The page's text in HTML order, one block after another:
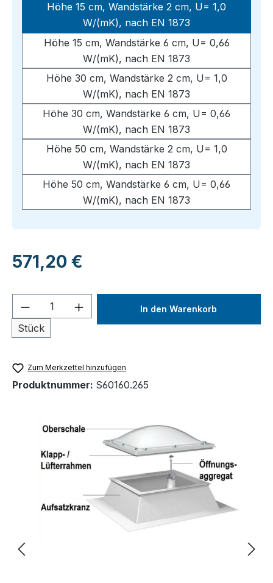
Höhe 15 cm, Wandstärke 2 cm, U= 1,0
W/(mK), nach EN 1873
Höhe 15 cm, Wandstärke 6 cm, U= 0,66
W/(mK), nach EN 1873
Höhe 30 cm, Wandstärke 2 cm, U= 1,0
W/(mK), nach EN 1873
Höhe 30 cm, Wandstärke 6 cm, U= 0,66
W/(mK), nach EN 1873
Höhe 50 cm, Wandstärke 2 cm, U= 1,0
W/(mK), nach EN 1873
Höhe 50 cm, Wandstärke 6 cm, U= 0,66
W/(mK), nach EN 1873
Regulärer Preis:
571,20 €
Produkt Anzahl: Gib den
Stück
In den Warenkorb
Zum Merkzettel hinzufügen
Produktnummer: S60160.265